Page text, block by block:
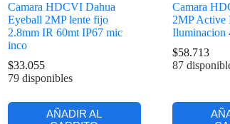
Camara HDCVI Dahua
Eyeball 2MP lente fijo
2.8mm IR 60mt IP67 mic
inco
$33.055
79 disponibles
AÑADIR AL
Camara
2MP Active
Iluminacion
$58.713
87